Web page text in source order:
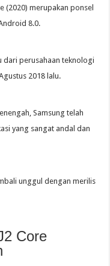
(2020) merupakan ponsel
8.0.
dari perusahaan teknologi
2018 lalu.
Samsung telah
yang sangat andal dan
unggul dengan merilis
Core